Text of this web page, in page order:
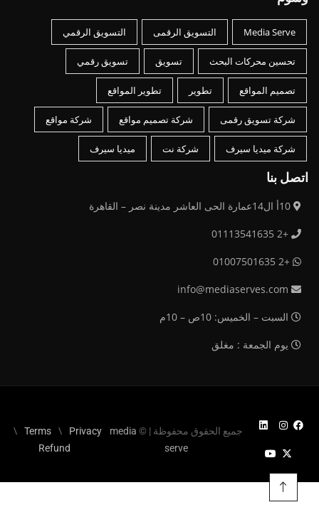
Media Serve التسويق الرقمى التسويق الرقمي
تحسين محركات البحث تسويق تسويق رقمي
تصميم المواقع تطوير تطوير المواقع
شركة تسويق رقمى شركة تصميم مواقع شركة مواقع
شركة ميديا سيرف شركة نت ميديا سيرف
اتصل بنا
+2 01113541635
+2 01007501635
السبت – الخميس: 10ص – 10م
يوم الجمعة : مغلق
جميع الحقوق محفوظة | © media
serve
Privacy
Terms
Refund